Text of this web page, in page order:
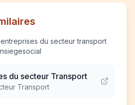
du secteur transport
du secteur Transport
Transport